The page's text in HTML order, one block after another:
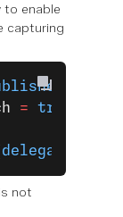
to enable
capturing
= true
delegate
not